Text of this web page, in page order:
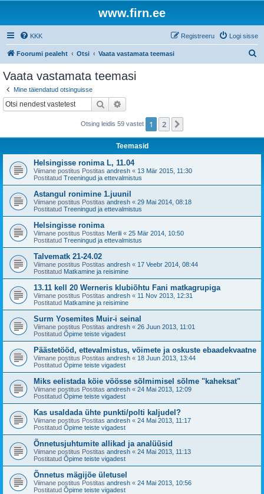
www.firn.ee
KKK Logi sisse
Registreeru
Foorumi pealeht Otsi Vaata vastamata teemasi
Vaata vastamata teemasi
Mine täiendatud otsinguisse
Otsi
Otsing leidis 59 vastet 1 2
Teemasid
Helsingisse ronima L, 11.04
Viimane postitus Postitas andresh « 13 Mär 2015, 11:30
Postitatud Treeningud ja ettevalmistus
Astangul ronimine 1.juunil
Viimane postitus Postitas andresh « 29 Mai 2014, 08:18
Postitatud Treeningud ja ettevalmistus
Helsingisse ronima
Viimane postitus Postitas Merili « 25 Mär 2014, 10:50
Postitatud Treeningud ja ettevalmistus
Talvematk 21-24.02
Viimane postitus Postitas andresh « 17 Veebr 2014, 08:44
Postitatud Matkamine ja reisimine
13.11 kell 20 Werneris klubiõhtu Fani matkagrupiga
Viimane postitus Postitas andresh « 11 Nov 2013, 12:31
Postitatud Matkamine ja reisimine
Surm Yosemites Muir-i seinal
Viimane postitus Postitas andresh « 26 Juun 2013, 11:01
Postitatud Õpime teiste vigadest
Päästetööd, ettevalmistus, võimete ja oskuste ebaadekvaatne
Viimane postitus Postitas andresh « 18 Juun 2013, 13:44
Postitatud Õpime teiste vigadest
Miks eelistada köie vöösse sõlmimisel sõlme "kaheksat"
Viimane postitus Postitas andresh « 24 Mai 2013, 12:09
Postitatud Õpime teiste vigadest
Kas usaldada ühte punkti/polti kaljudel?
Viimane postitus Postitas andresh « 24 Mai 2013, 11:17
Postitatud Õpime teiste vigadest
Õnnetusjuhtumite allikad ja analüüsid
Viimane postitus Postitas andresh « 24 Mai 2013, 11:13
Postitatud Õpime teiste vigadest
Õnnetus mägijõe ületusel
Viimane postitus Postitas andresh « 24 Mai 2013, 10:56
Postitatud Õpime teiste vigadest